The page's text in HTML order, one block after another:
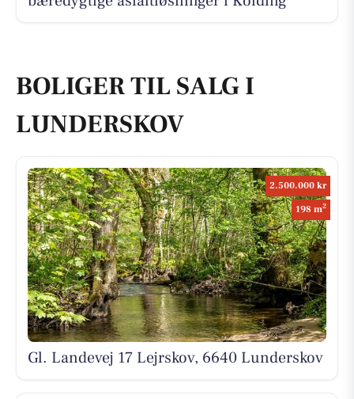
BOLIGER TIL SALG I
LUNDERSKOV
2.500.000 kr
198 m2
Gl. Landevej 17 Lejrskov, 6640 Lunderskov